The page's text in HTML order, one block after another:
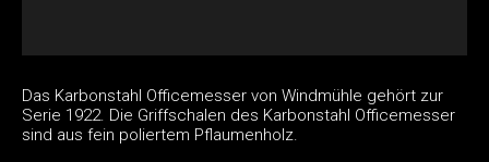
Das Karbonstahl Officemesser von Windmühle gehört zur
Serie 1922. Die Griffschalen des Karbonstahl Officemesser
sind aus fein poliertem Pflaumenholz.